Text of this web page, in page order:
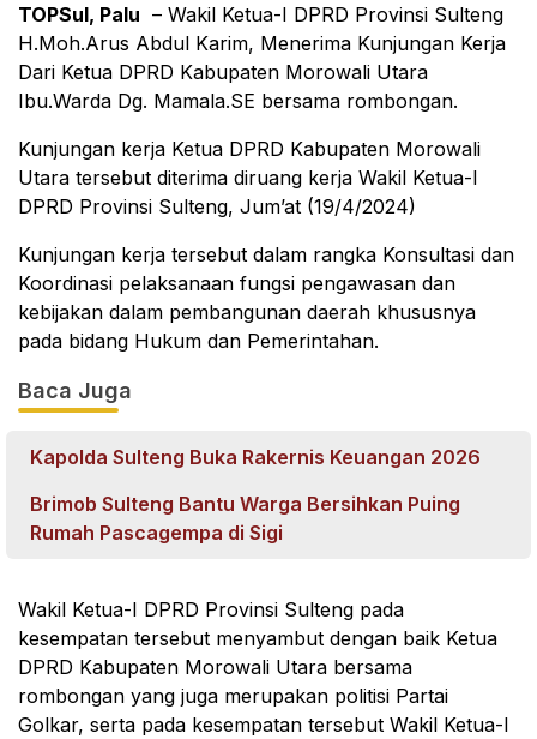
TOPSul, Palu – Wakil Ketua-I DPRD Provinsi Sulteng
H.Moh.Arus Abdul Karim, Menerima Kunjungan Kerja
Dari Ketua DPRD Kabupaten Morowali Utara
Ibu.Warda Dg. Mamala.SE bersama rombongan.
Kunjungan kerja Ketua DPRD Kabupaten Morowali
Utara tersebut diterima diruang kerja Wakil Ketua-I
DPRD Provinsi Sulteng, Jum’at (19/4/2024)
Kunjungan kerja tersebut dalam rangka Konsultasi dan
Koordinasi pelaksanaan fungsi pengawasan dan
kebijakan dalam pembangunan daerah khususnya
pada bidang Hukum dan Pemerintahan.
Baca Juga
Kapolda Sulteng Buka Rakernis Keuangan 2026
Brimob Sulteng Bantu Warga Bersihkan Puing
Rumah Pascagempa di Sigi
Wakil Ketua-I DPRD Provinsi Sulteng pada
kesempatan tersebut menyambut dengan baik Ketua
DPRD Kabupaten Morowali Utara bersama
rombongan yang juga merupakan politisi Partai
Golkar, serta pada kesempatan tersebut Wakil Ketua-I